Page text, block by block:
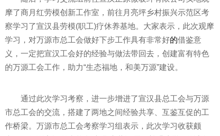
摩了商月红劳模创新工作室，前往月亮坪乡村振兴示范区考
察学习了宣汉县劳模(职工)疗休养基地。大家表示，此次观摩
学习 ，对万源市总工会做好下步工作具有非常好的借鉴意
义，一定把宣汉工会好的经验与做法带回去，创建富有特色
的万源工会工作，助力“生态福地，和美万源”建设。
通过此次学习考察，进一步增进了宣汉县总工会与万源
市总工会的交流，搭建了两地之间经验共享、互鉴互促的工
作桥梁。万源市总工会考察学习组表示，此次学习收获颇